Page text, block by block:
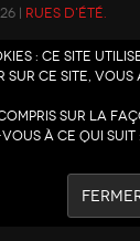
| Rues d'été.
: ce site utilise
ce site, vous
compris sur la
à ce qui suit :